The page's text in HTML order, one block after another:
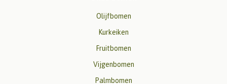
Olijfbomen
Kurkeiken
Fruitbomen
Vijgenbomen
Palmbomen